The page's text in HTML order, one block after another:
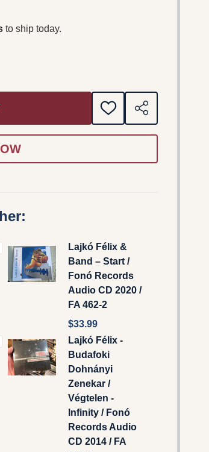
to ship today.
LAJKÓ FÉLIX ‎– MEZŐ, FIELD / FONÓ
QUANTITY OF LAJKÓ FÉLIX ‎– MEZŐ,
ADD
TO
SHARE
Lajkó Félix &
Band – Start /
Fonó Records
Audio CD 2020 /
FA 462-2
$33.99
Lajkó Félix -
Budafoki
Dohnányi
Zenekar ‎/
Végtelen -
Infinity / Fonó
Records ‎Audio
CD 2014 / FA